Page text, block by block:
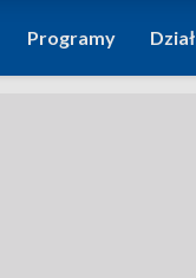
Programy